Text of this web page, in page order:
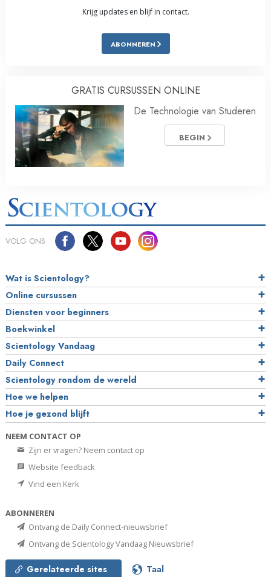
Krijg updates en blijf in contact.
ABONNEREN
GRATIS CURSUSSEN ONLINE
De Technologie van Studeren
BEGIN
VOLG ONS
Wat is Scientology?
Online cursussen
Diensten voor beginners
Boekwinkel
Scientology Vandaag
Daily Connect
Scientology rondom de wereld
Hoe we helpen
Hoe je gezond blijft
NEEM CONTACT OP
Zijn er vragen? Neem contact op
Website feedback
Vind een Kerk
ABONNEREN
Ontvang de Daily Connect-nieuwsbrief
Ontvang de Scientology Vandaag Nieuwsbrief
Gerelateerde sites Taal